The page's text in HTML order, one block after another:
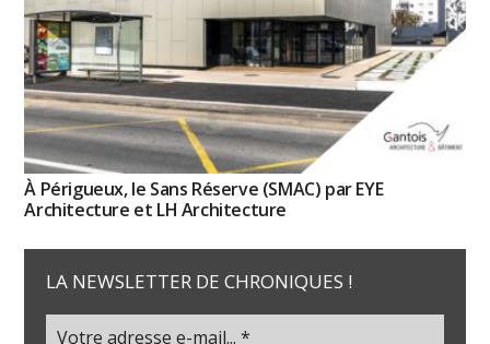
À Périgueux, le Sans Réserve (SMAC) par EYE
Architecture et LH Architecture
LA NEWSLETTER DE CHRONIQUES !